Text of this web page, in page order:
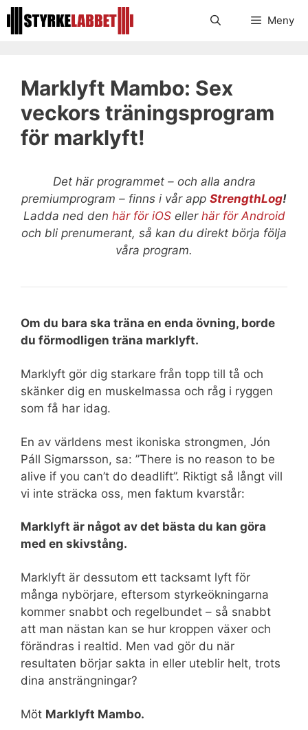
Hoppa
till
Meny
Marklyft Mambo: Sex
veckors träningsprogram
för marklyft!
Det här programmet – och alla andra
premiumprogram – finns i vår app StrengthLog!
Ladda ned den här för iOSeller här för Android
och bli prenumerant, så kan du direkt börja följa
våra program.
Om du bara ska träna en enda övning, borde
du förmodligen träna marklyft.
Marklyft gör dig starkare från topp till tå och
skänker dig en muskelmassa och råg i ryggen
som få har idag.
En av världens mest ikoniska strongmen, Jón
Páll Sigmarsson, sa: ”There is no reason to be
alive if you can’t do deadlift”. Riktigt så långt vill
vi inte sträcka oss, men faktum kvarstår:
Marklyft är något av det bästa du kan göra
med en skivstång.
Marklyft är dessutom ett tacksamt lyft för
många nybörjare, eftersom styrkeökningarna
kommer snabbt och regelbundet – så snabbt
att man nästan kan se hur kroppen växer och
förändras i realtid. Men vad gör du när
resultaten börjar sakta in eller uteblir helt, trots
dina ansträngningar?
Möt Marklyft Mambo.